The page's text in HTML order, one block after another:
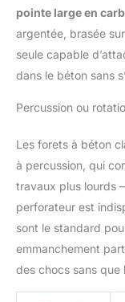
pointe large en
argentée, brasée
seule capable
dans le béton sans
Percussion ou
Les forets à béton
à percussion, qui
travaux plus lourds
perforateur est
sont le standard
emmanchement
des chocs sans que